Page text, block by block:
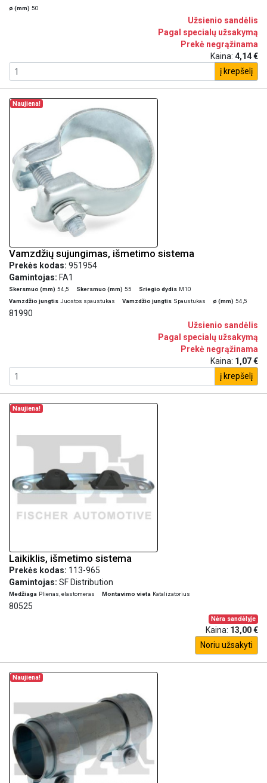
ø (mm) 50
Užsienio sandėlis
Pagal specialų užsakymą
Prekė negrąžinama
Kaina: 4,14 €
į krepšelį
Naujiena!
Vamzdžių sujungimas, išmetimo sistema
Prekės kodas: 951954
Gamintojas: FA1
Skersmuo (mm) 54,5 Skersmuo (mm) 55 Sriegio dydis M10
Vamzdžio jungtis Juostos spaustukas Vamzdžio jungtis Spaustukas ø (mm) 54,5
81990
Užsienio sandėlis
Pagal specialų užsakymą
Prekė negrąžinama
Kaina: 1,07 €
į krepšelį
Naujiena!
Laikiklis, išmetimo sistema
Prekės kodas: 113-965
Gamintojas: SF Distribution
Medžiaga Plienas, elastomeras Montavimo vieta Katalizatorius
80525
Nėra sandėlyje
Kaina: 13,00 €
Noriu užsakyti
Naujiena!